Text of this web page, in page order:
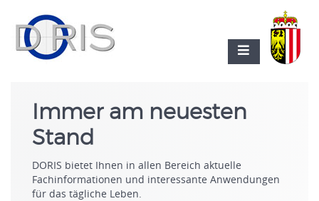
Immer am neuesten
Stand
DORIS bietet Ihnen in allen Bereich aktuelle
Fachinformationen und interessante Anwendungen
für das tägliche Leben.